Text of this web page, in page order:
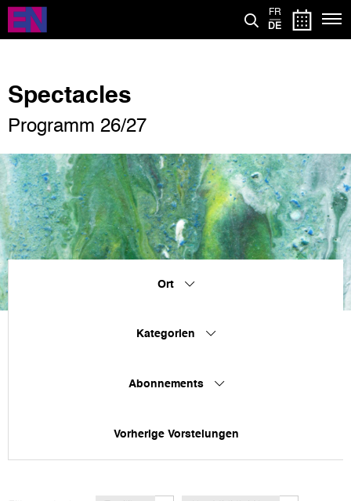
Direkt
zum
Inhalt
FR
DE
Spectacles
Programm 26/27
Ort
Kategorien
Abonnements
Vorherige Vorstelungen